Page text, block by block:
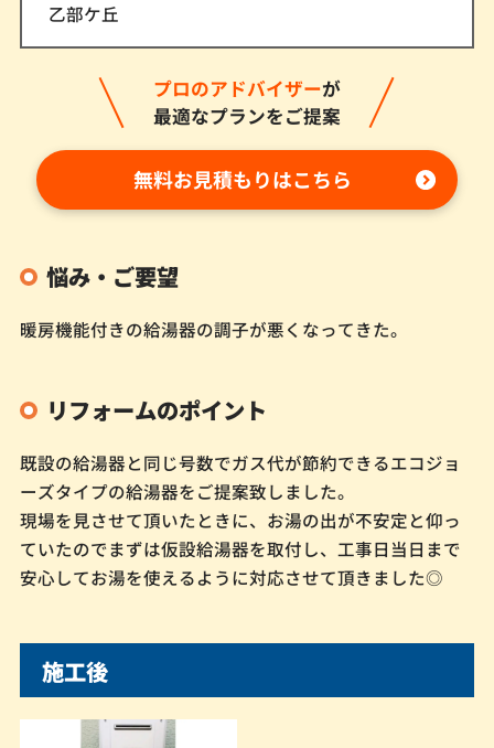
乙部ケ丘
プロのアドバイザーが
最適なプランをご提案
無料お見積もりはこちら
悩み・ご要望
暖房機能付きの給湯器の調子が悪くなってきた。
リフォームのポイント
既設の給湯器と同じ号数でガス代が節約できるエコジョ
ーズタイプの給湯器をご提案致しました。
現場を見させて頂いたときに、お湯の出が不安定と仰っ
ていたのでまずは仮設給湯器を取付し、工事日当日まで
安心してお湯を使えるように対応させて頂きました◎
施工後